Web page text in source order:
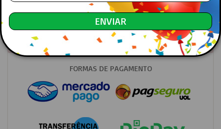
Nao existem produtos na compra atual.
FORMAS DE PAGAMENTO